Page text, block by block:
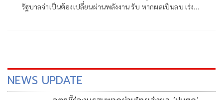
รัฐบาลจำเป็นต้องเปลี่ยนผ่านพลังงาน รับ หากผลเป็นลบ เร่ง
NEWS UPDATE